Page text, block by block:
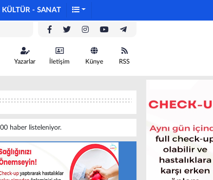
KÜLTÜR - SANAT
Yazarlar İletişim Künye RSS
haber listeleniyor.